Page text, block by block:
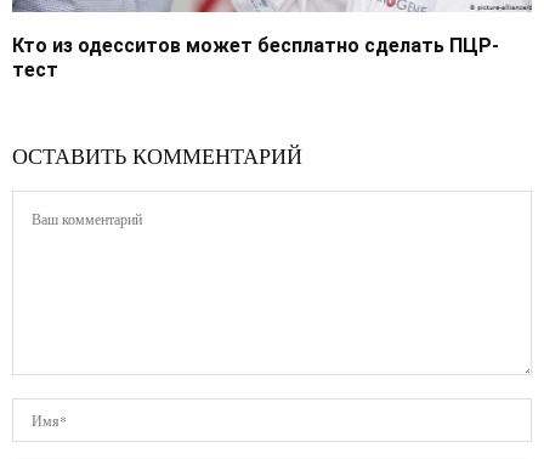
Кто из одесситов может бесплатно сделать ПЦР-
тест
ОСТАВИТЬ КОММЕНТАРИЙ